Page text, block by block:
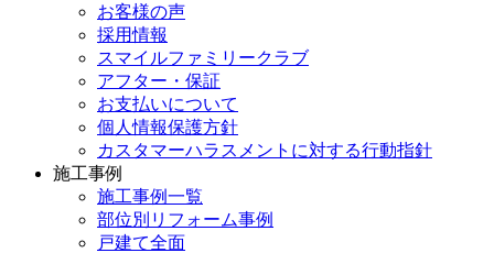
お客様の声
採用情報
スマイルファミリークラブ
アフター・保証
お支払いについて
個人情報保護方針
カスタマーハラスメントに対する行動指針
施工事例
施工事例一覧
部位別リフォーム事例
戸建て全面